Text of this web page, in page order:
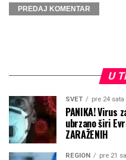
U
SVET pre 24 sata
PANIKA! Virus
ubrzano širi
ZARAŽENIH
REGION pre 21